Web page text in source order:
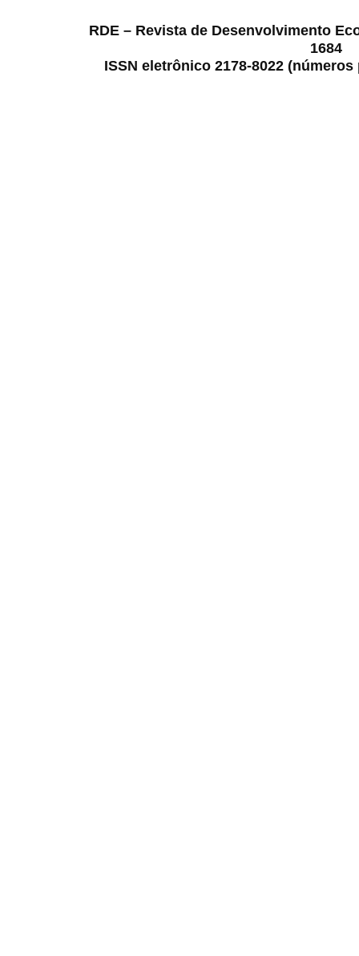
RDE – Revista de Desenvolvimento
1684
ISSN eletrônico 2178-8022